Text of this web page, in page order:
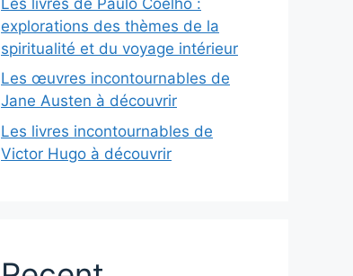
explorations des thèmes de la
spiritualité et du voyage intérieur
Les œuvres incontournables de
Jane Austen à découvrir
Les livres incontournables de
Victor Hugo à découvrir